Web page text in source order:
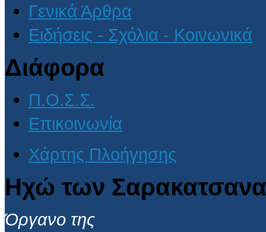
Γενικά Άρθρα
Ειδήσεις - Σχόλια - Κοινωνικά
Διάφορα
Π.Ο.Σ.Σ.
Επικοινωνία
Χάρτης Πλοήγησης
Ηχώ των
Όργανο της